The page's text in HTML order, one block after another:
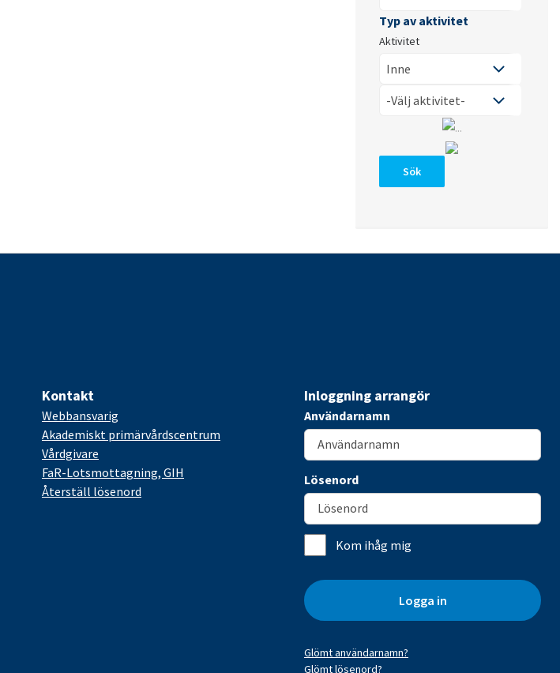
Aktivitet
Sök
Kontakt
Webbansvarig
Akademiskt primärvårdscentrum
Vårdgivare
FaR-Lotsmottagning, GIH
Återställ lösenord
Inloggning arrangör
Användarnamn
Lösenord
Kom ihåg mig
Logga in
Glömt användarnamn?
Glömt lösenord?